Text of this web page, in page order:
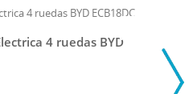
4 ruedas BYD